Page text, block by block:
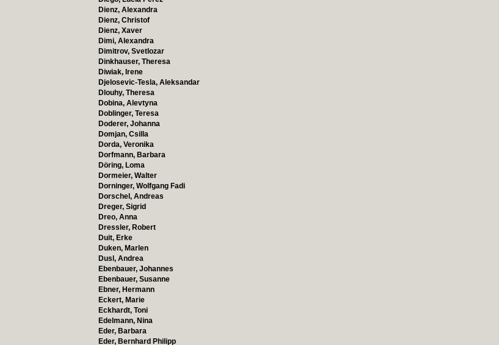
Dienz, Alexandra
Dienz, Christof
Dienz, Xaver
Dimi, Alexandra
Dimitrov, Svetlozar
Dinkhauser, Theresa
Diwiak, Irene
Djelosevic-Tesla, Aleksandar
Dlouhy, Theresa
Dobina, Alevtyna
Doblinger, Teresa
Doderer, Johanna
Domjan, Csilla
Dorda, Veronika
Dorfmann, Barbara
Döring, Loma
Dormeier, Walter
Dorninger, Wolfgang Fadi
Dorschel, Andreas
Dreger, Sigrid
Dreo, Anna
Dressler, Robert
Duit, Erke
Duken, Marlen
Dusl, Andrea
Ebenbauer, Johannes
Ebenbauer, Susanne
Ebner, Hermann
Eckert, Marie
Eckhardt, Toni
Edelmann, Nina
Eder, Barbara
Eder, Bernhard Philipp